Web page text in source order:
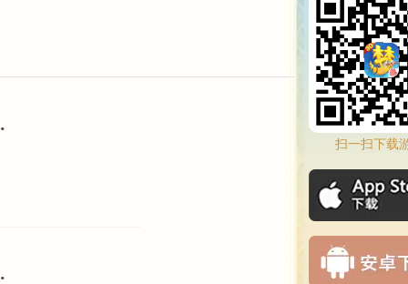
扫一扫下载
人无处藏身
人彻底崩溃